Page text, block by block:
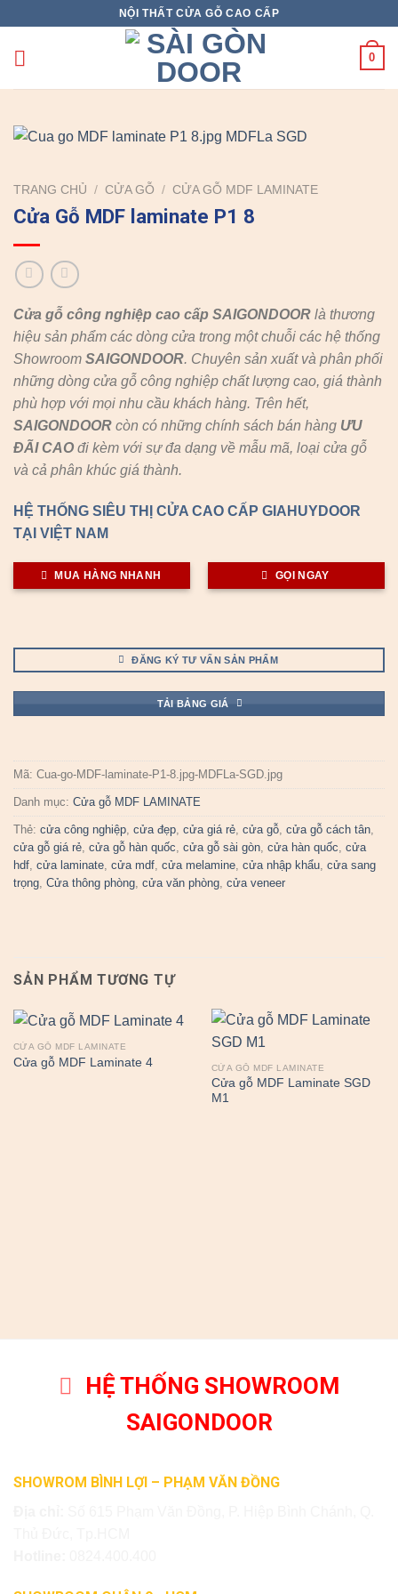
content
NỘI THẤT CỬA GỖ CAO CẤP
0
TRANG CHỦ / CỬA GỖ / CỬA GỖ MDF LAMINATE
Cửa Gỗ MDF laminate P1 8
Cửa gỗ công nghiệp cao cấp SAIGONDOOR là thương
hiệu sản phẩm các dòng cửa trong một chuỗi các hệ thống
Showroom SAIGONDOOR. Chuyên sản xuất và phân phối
những dòng cửa gỗ công nghiệp chất lượng cao, giá thành
phù hợp với mọi nhu cầu khách hàng. Trên hết,
SAIGONDOOR còn có những chính sách bán hàng ƯU
ĐÃI CAO đi kèm với sự đa dạng về mẫu mã, loại cửa gỗ
và cả phân khúc giá thành.
HỆ THỐNG SIÊU THỊ CỬA CAO CẤP GIAHUYDOOR
TẠI VIỆT NAM
MUA HÀNG NHANH GỌI NGAY
ĐĂNG KÝ TƯ VẤN SẢN PHẨM
TẢI BẢNG GIÁ
Mã: Cua-go-MDF-laminate-P1-8.jpg-MDFLa-SGD.jpg
Danh mục: Cửa gỗ MDF LAMINATE
Thẻ: cửa công nghiệp, cửa đẹp, cửa giá rẻ, cửa gỗ, cửa gỗ cách tân,
cửa gỗ giá rẻ, cửa gỗ hàn quốc, cửa gỗ sài gòn, cửa hàn quốc, cửa
hdf, cửa laminate, cửa mdf, cửa melamine, cửa nhập khẩu, cửa sang
trọng, Cửa thông phòng, cửa văn phòng, cửa veneer
SẢN PHẨM TƯƠNG TỰ
CỬA GỖ MDF LAMINATE
Cửa gỗ MDF Laminate 4 CỬA GỖ MDF LAMINATE
Cửa gỗ MDF Laminate SGD
M1
HỆ THỐNG SHOWROOM
SAIGONDOOR
SHOWROM BÌNH LỢI – PHẠM VĂN ĐỒNG